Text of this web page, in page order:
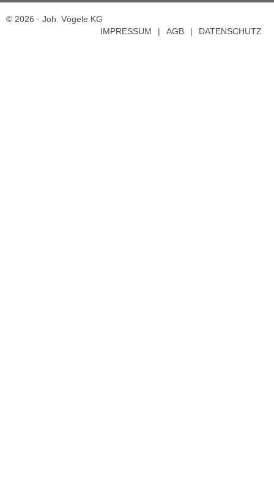
© 2026 · Joh. Vögele KG
IMPRESSUM
| AGB | DATENSCHUTZ